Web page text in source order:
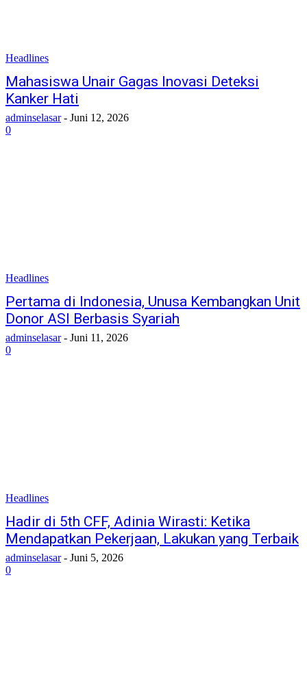
Headlines
Mahasiswa Unair Gagas Inovasi Deteksi
Kanker Hati
adminselasar - Juni 12, 2026
0
Headlines
Pertama di Indonesia, Unusa Kembangkan Unit
Donor ASI Berbasis Syariah
adminselasar - Juni 11, 2026
0
Headlines
Hadir di 5th CFF, Adinia Wirasti: Ketika
Mendapatkan Pekerjaan, Lakukan yang Terbaik
adminselasar - Juni 5, 2026
0